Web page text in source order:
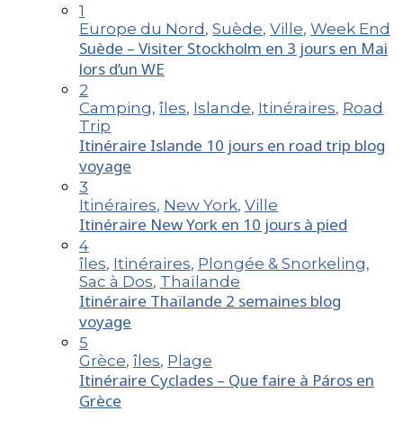
1
Europe du Nord, Suède, Ville, Week End
Suède – Visiter Stockholm en 3 jours en Mai
lors d’un WE
2
Camping, îles, Islande, Itinéraires, Road
Trip
Itinéraire Islande 10 jours en road trip blog
voyage
3
Itinéraires, New York, Ville
Itinéraire New York en 10 jours à pied
4
îles, Itinéraires, Plongée & Snorkeling,
Sac à Dos, Thaïlande
Itinéraire Thaïlande 2 semaines blog
voyage
5
Grèce, îles, Plage
Itinéraire Cyclades – Que faire à Páros en
Grèce